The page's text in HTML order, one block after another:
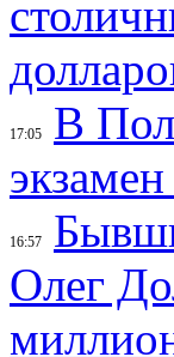
17:05
В
16:57
Олег